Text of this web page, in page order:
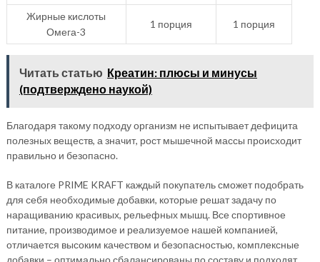
Жирные кислоты
Омега-3
1 порция 1 порция
Читать статью Креатин: плюсы и минусы
(подтверждено наукой)
Благодаря такому подходу организм не испытывает дефицита
полезных веществ, а значит, рост мышечной массы происходит
правильно и безопасно.
В каталоге PRIME KRAFT каждый покупатель сможет подобрать
для себя необходимые добавки, которые решат задачу по
наращиванию красивых, рельефных мышц. Все спортивное
питание, производимое и реализуемое нашей компанией,
отличается высоким качеством и безопасностью, комплексные
добавки – оптимально сбалансированы по составу и подходят